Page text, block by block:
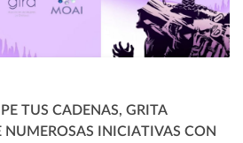
TUS CADENAS, GRITA
NUMEROSAS INICIATIVAS CON